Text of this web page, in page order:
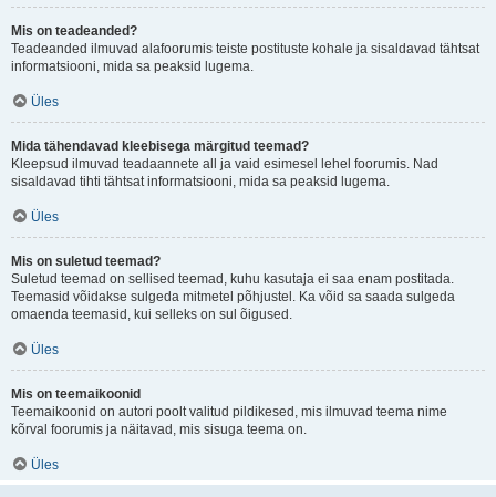
Mis on teadeanded?
Teadeanded ilmuvad alafoorumis teiste postituste kohale ja sisaldavad tähtsat
informatsiooni, mida sa peaksid lugema.
Üles
Mida tähendavad kleebisega märgitud teemad?
Kleepsud ilmuvad teadaannete all ja vaid esimesel lehel foorumis. Nad
sisaldavad tihti tähtsat informatsiooni, mida sa peaksid lugema.
Üles
Mis on suletud teemad?
Suletud teemad on sellised teemad, kuhu kasutaja ei saa enam postitada.
Teemasid võidakse sulgeda mitmetel põhjustel. Ka võid sa saada sulgeda
omaenda teemasid, kui selleks on sul õigused.
Üles
Mis on teemaikoonid
Teemaikoonid on autori poolt valitud pildikesed, mis ilmuvad teema nime
kõrval foorumis ja näitavad, mis sisuga teema on.
Üles